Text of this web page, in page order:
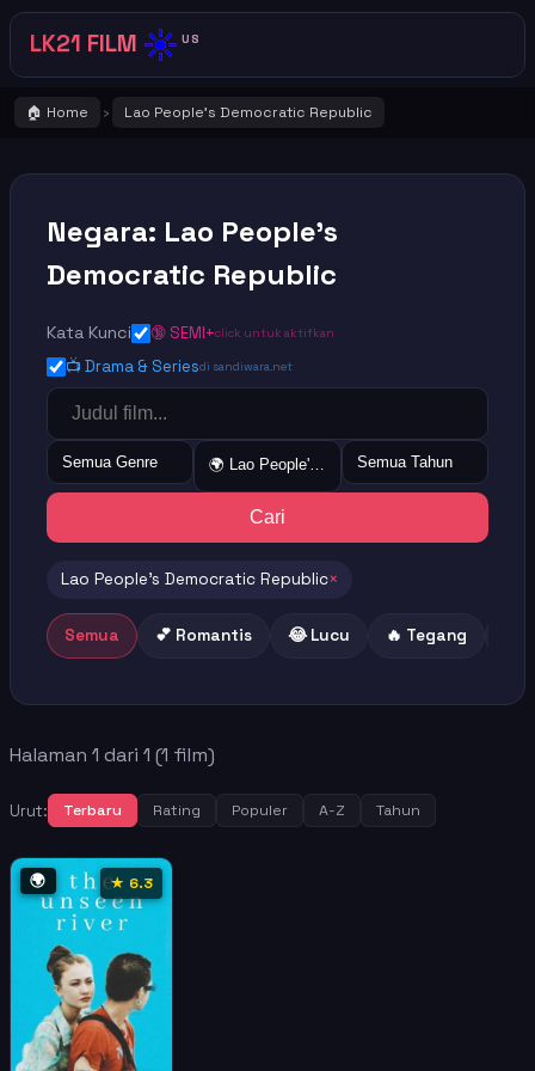
LK21 FILM ☀️ US
🏠 Home › Lao People's Democratic Republic
Negara: Lao People's
Democratic Republic
Kata Kunci 🔞 SEMI+click untuk aktifkan
📺 Drama & Seriesdi sandiwara.net
Semua Genre 🌍 Lao People's Democratic Republic
Semua Tahun
Cari
Lao People's Democratic Republic×
Semua 💕 Romantis 😂 Lucu 🔥 Tegang
Halaman 1 dari 1 (1 film)
Urut: Terbaru Rating Populer A-Z Tahun
🌍 ★ 6.3